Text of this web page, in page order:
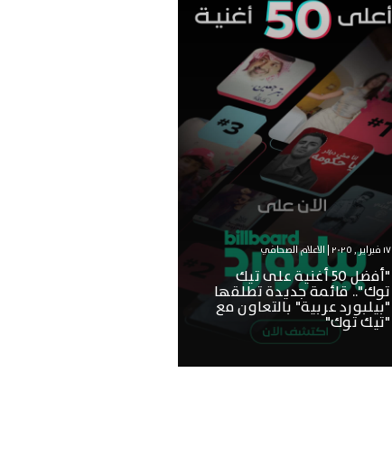
١٧ فبراير , ٢٠٢٥ | الاعلام الصحافي
"أفضل 50 أغنية على تيك
توك".. قائمة جديدة تطلقها
"بيلبورد عربية" بالتعاون مع
"تيك توك"